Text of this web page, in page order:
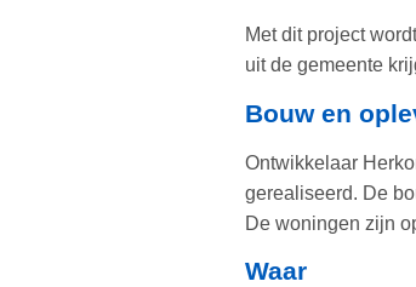
Met dit project
uit de gemeente
Bouw en
Ontwikkelaar
gerealiseerd. De
De woningen zijn
Waar